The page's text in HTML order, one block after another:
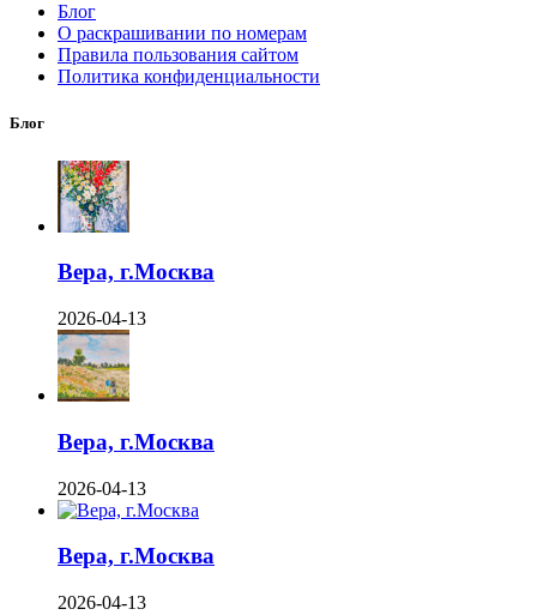
Блог
О раскрашивании по номерам
Правила пользования сайтом
Политика конфиденциальности
Блог
Вера, г.Москва
2026-04-13
Вера, г.Москва
2026-04-13
Вера, г.Москва
2026-04-13